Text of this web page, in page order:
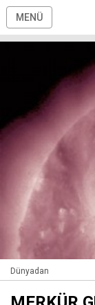
MENÜ
Dünyadan